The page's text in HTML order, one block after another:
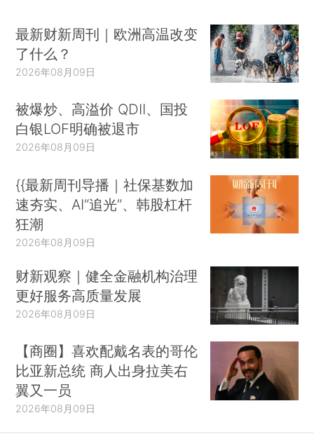
最新财新周刊｜欧洲高温改变
了什么？
2026年08月09日
被爆炒、高溢价 QDII、国投
白银LOF明确被退市
2026年08月09日
{{最新周刊导播｜社保基数加
速夯实、AI“追光”、韩股杠杆
狂潮
2026年08月09日
财新观察｜健全金融机构治理
更好服务高质量发展
2026年08月09日
【商圈】喜欢配戴名表的哥伦
比亚新总统 商人出身拉美右
翼又一员
2026年08月09日